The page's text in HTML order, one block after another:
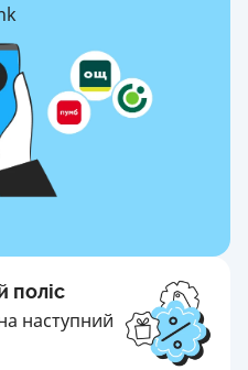
поліс
наступний